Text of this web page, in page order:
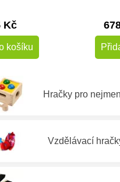
Kč
košíku
Hračky pro
Vzdělávací